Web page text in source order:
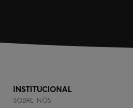
INSTITUCIONAL
SOBRE NÓS